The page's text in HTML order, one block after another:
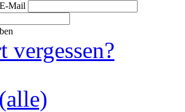
Mail
vergessen?